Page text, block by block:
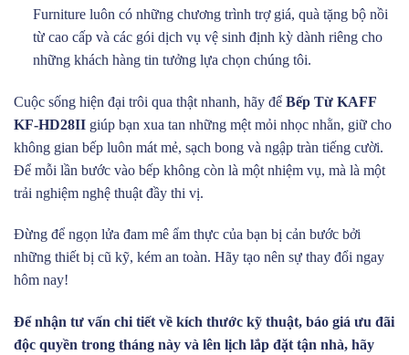
Furniture luôn có những chương trình trợ giá, quà tặng bộ nồi
từ cao cấp và các gói dịch vụ vệ sinh định kỳ dành riêng cho
những khách hàng tin tưởng lựa chọn chúng tôi.
Cuộc sống hiện đại trôi qua thật nhanh, hãy để Bếp Từ KAFF
KF-HD28II giúp bạn xua tan những mệt mỏi nhọc nhằn, giữ cho
không gian bếp luôn mát mẻ, sạch bong và ngập tràn tiếng cười.
Để mỗi lần bước vào bếp không còn là một nhiệm vụ, mà là một
trải nghiệm nghệ thuật đầy thi vị.
Đừng để ngọn lửa đam mê ẩm thực của bạn bị cản bước bởi
những thiết bị cũ kỹ, kém an toàn. Hãy tạo nên sự thay đổi ngay
hôm nay!
Để nhận tư vấn chi tiết về kích thước kỹ thuật, báo giá ưu đãi
độc quyền trong tháng này và lên lịch lắp đặt tận nhà, hãy